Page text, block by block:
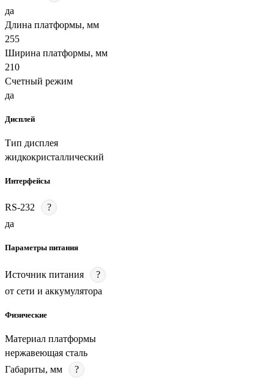
да
Длина платформы, мм
255
Ширина платформы, мм
210
Счетный режим
да
Дисплей
Тип дисплея
жидкокристаллический
Интерфейсы
RS-232
?
да
Параметры питания
Источник питания
?
от сети и аккумулятора
Физические
Материал платформы
нержавеющая сталь
Габариты, мм
?